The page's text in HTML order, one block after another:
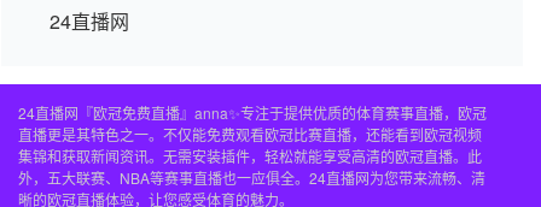
24直播网
24直播网『欧冠免费直播』anna✨专注于提供优质的体育赛事直播，欧冠
直播更是其特色之一。不仅能免费观看欧冠比赛直播，还能看到欧冠视频
集锦和获取新闻资讯。无需安装插件，轻松就能享受高清的欧冠直播。此
外，五大联赛、NBA等赛事直播也一应俱全。24直播网为您带来流畅、清
晰的欧冠直播体验，让您感受体育的魅力。